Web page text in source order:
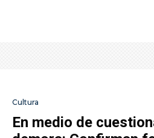
Cultura
En medio de